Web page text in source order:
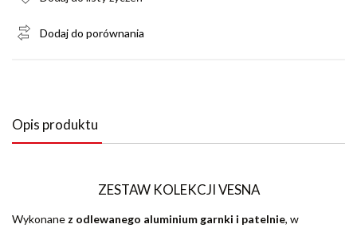
Dodaj do porównania
Opis produktu
ZESTAW KOLEKCJI VESNA
Wykonane z odlewanego aluminium garnki i patelnie, w